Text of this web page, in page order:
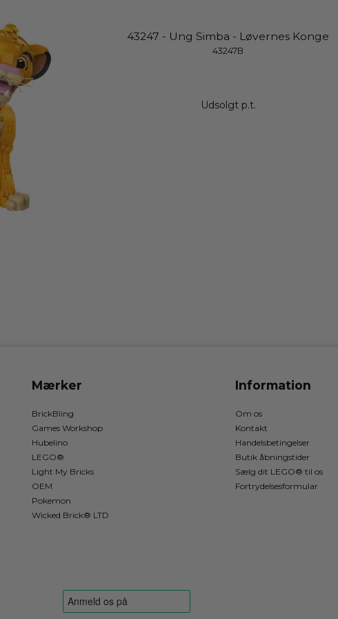
43247 - Ung Simba - Løvernes Konge
43247B
Udsolgt p.t.
Mærker
BrickBling
Games Workshop
Hubelino
LEGO®
Light My Bricks
OEM
Pokemon
Wicked Brick® LTD
Information
Om os
Kontakt
Handelsbetingelser
Butik åbningstider
Sælg dit LEGO® til os
Fortrydelsesformular